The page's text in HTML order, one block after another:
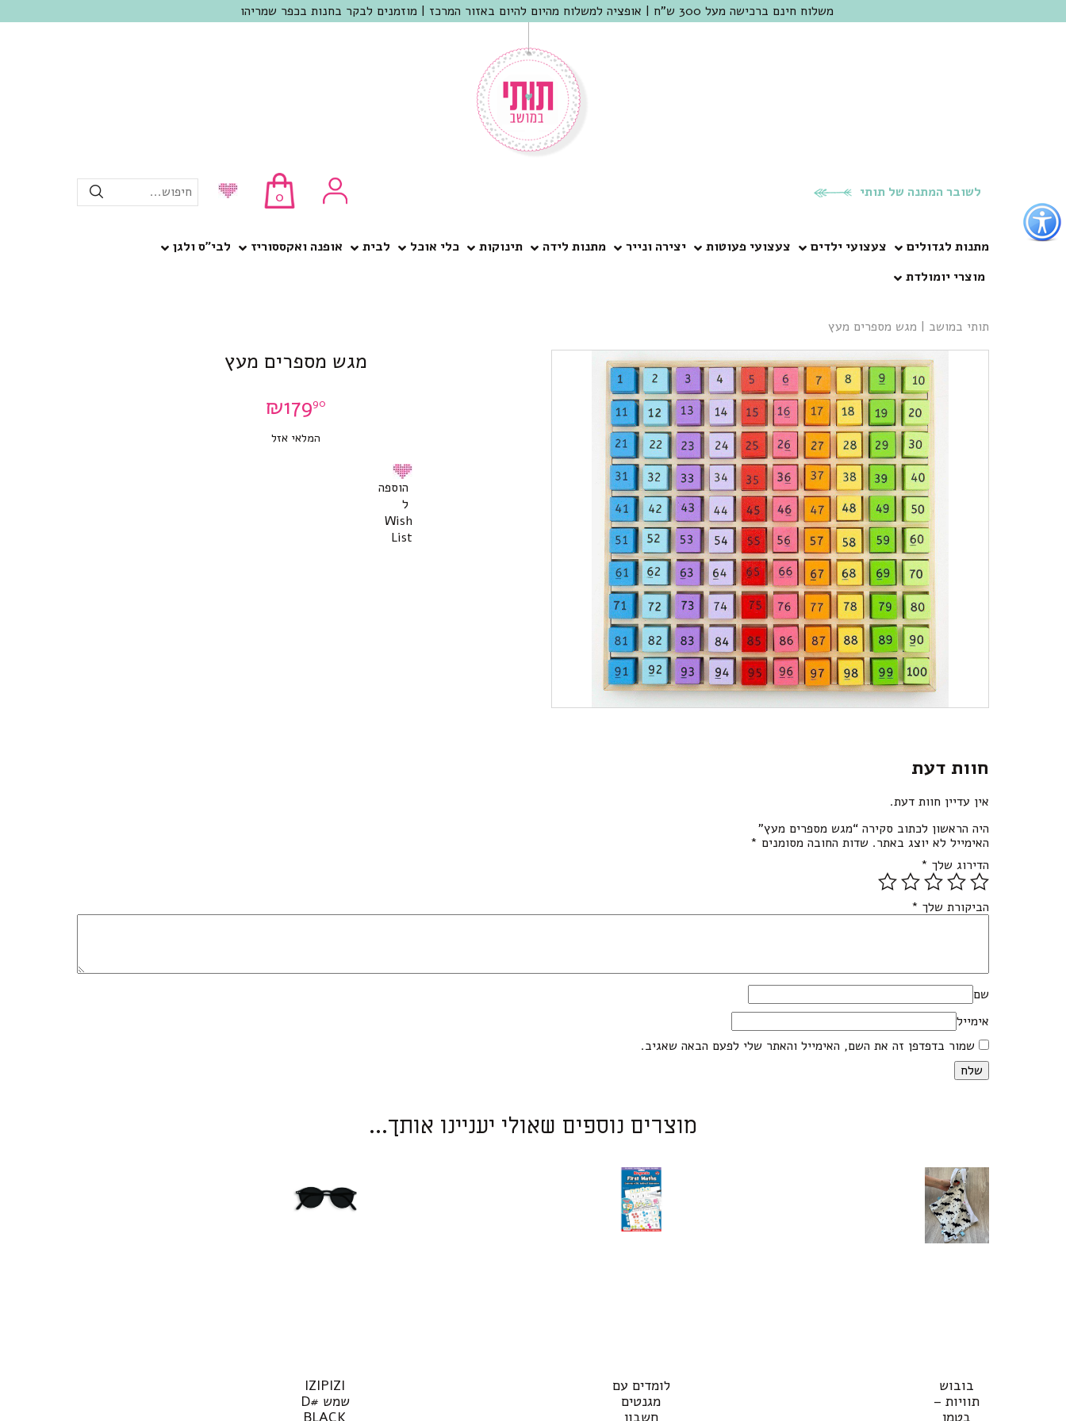
כפתור
לפתיחת
תפריט
נגישות
משלוח חינם ברכישה מעל 300 ש"ח | אופציה למשלוח מהיום להיום באזור המרכז | מוזמנים לבקר בחנות בכפר שמריהו
לשובר המתנה של תותי 0 חיפוש...
מתנות לגדולים צעצועי ילדים צעצועי פעוטות יצירה ונייר מתנות לידה תינוקות כלי אוכל לבית אופנה ואקססוריז
לבי”ס ולגן
מוצרי יומולדת
תותי במושב | מגש מספרים מעץ
מגש מספרים מעץ
₪17990
המלאי אזל
הוספה
ל
Wish
List
חוות דעת
אין עדיין חוות דעת.
היה הראשון לכתוב סקירה “מגש מספרים מעץ”
האימייל לא יוצג באתר. שדות החובה מסומנים *
הדירוג שלך *
הביקורת שלך *
שם
אימייל
שמור בדפדפן זה את השם, האימייל והאתר שלי לפעם הבאה שאגיב.
מוצרים נוספים שאולי יעניינו אותך...
בובוש
תוויות –
בטמן
לומדים עם
מגנטים
חשבון
IZIPIZI
שמש #D
BLACK